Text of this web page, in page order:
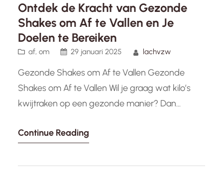
Ontdek de Kracht van Gezonde
Shakes om Af te Vallen en Je
Doelen te Bereiken
af, om 29 januari 2025 lachvzw
Gezonde Shakes om Af te Vallen Gezonde
Shakes om Af te Vallen Wil je graag wat kilo’s
kwijtraken op een gezonde manier? Dan
zijn op je dieet. Door het drinken van voedzame
manier de benodigde voedingsstoffen
Continue Reading